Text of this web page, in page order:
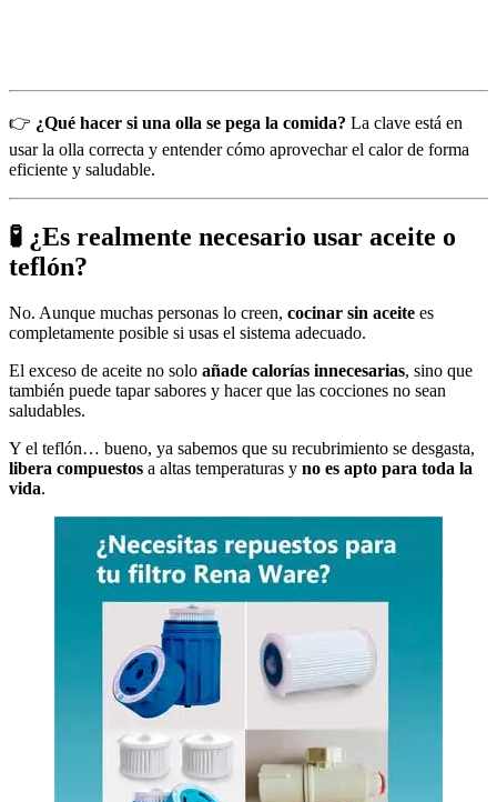
👉 ¿Qué hacer si una olla se pega la comida? La clave está en
usar la olla correcta y entender cómo aprovechar el calor de forma
eficiente y saludable.
🧪 ¿Es realmente necesario usar aceite o
teflón?
No. Aunque muchas personas lo creen, cocinar sin aceite es
completamente posible si usas el sistema adecuado.
El exceso de aceite no solo añade calorías innecesarias, sino que
también puede tapar sabores y hacer que las cocciones no sean
saludables.
Y el teflón… bueno, ya sabemos que su recubrimiento se desgasta,
libera compuestos a altas temperaturas y no es apto para toda la
vida.